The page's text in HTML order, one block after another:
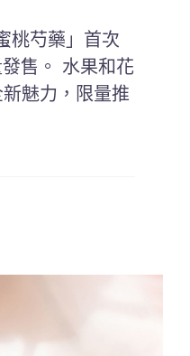
桃芍藥」首次
售。 水果和花
魅力，限量推